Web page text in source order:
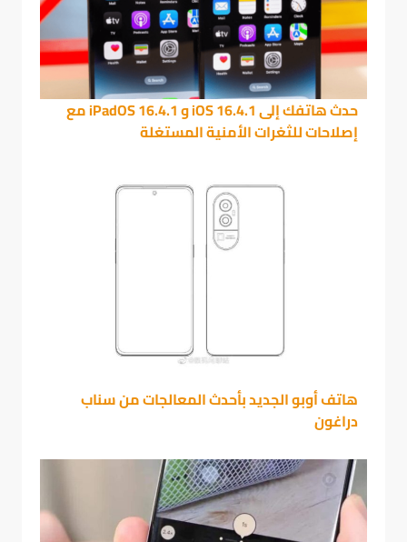
حدث هاتفك إلى iOS 16.4.1 و iPadOS 16.4.1 مع
إصلاحات للثغرات الأمنية المستغلة
هاتف أوبو الجديد بأحدث المعالجات من سناب
دراغون